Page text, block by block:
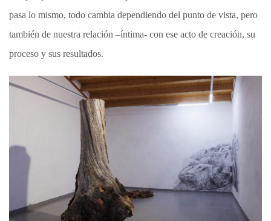
pasa lo mismo, todo cambia dependiendo del punto de vista, pero
también de nuestra relación –íntima- con ese acto de creación, su
proceso y sus resultados.